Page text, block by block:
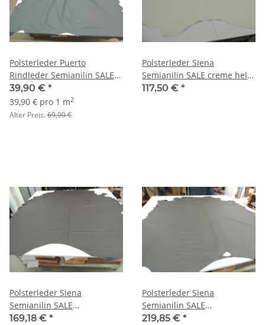
Polsterleder Puerto
Rindleder Semianilin SALE
smoke
39,90 € *
39,90 € pro 1 m2
Alter Preis:69,90 €
Polsterleder Siena
Semianilin SALE creme hell
3,93 qm
117,50 € *
Polsterleder Siena
Semianilin SALE
dunkelbraun 4,24 qm
169,18 € *
Polsterleder Siena
Semianilin SALE
dunkelbraun 4,62 qm
219,85 € *